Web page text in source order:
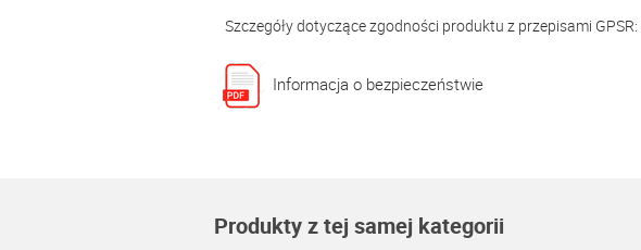
Szczegóły dotyczące zgodności produktu z przepisami GPSR:
Informacja o bezpieczeństwie
Produkty z tej samej kategorii